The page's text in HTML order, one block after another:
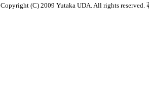
Copyright (C) 2009 Yutaka UDA. All rights